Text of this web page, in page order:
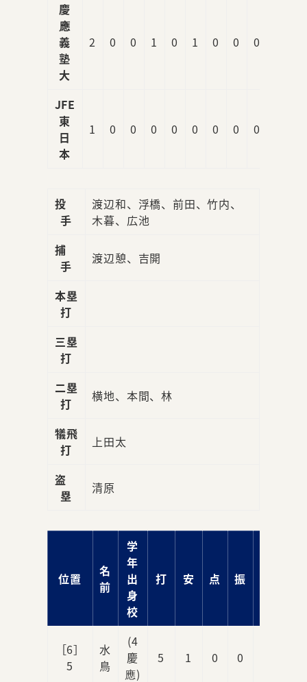
慶
應
義
塾
大
2 0 0 1 0 1 0 0 0
JFE
東
日
本
1 0 0 0 0 0 0 0 0
投
手
渡辺和、浮橋、前田、竹内、
木暮、広池
捕
手
渡辺憩、吉開
本塁
打
三塁
打
二塁
打
横地、本間、林
犠飛
打
上田太
盗
塁
清原
位置
名
前
学
年
出
身
校
打 安 点 振
［6］
5
水
鳥
(4
慶
應)
5 1 0 0